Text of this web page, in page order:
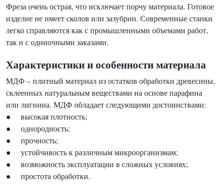
Фреза очень острая, что исключает порчу материала. Готовое
изделие не имеет сколов или зазубрин. Современные станки
легко справляются как с промышленными объемами работ,
так и с одиночными заказами.
Характеристики и особенности материала
МДФ – плитный материал из остатков обработки древесины,
склеенных натуральным веществами на основе парафина
или лигнина. МДФ обладает следующими достоинствами:
● высокая плотность;
● однородность;
● прочность;
● устойчивость к различным микроорганизмам;
● возможность эксплуатации в сложных условиях;
● простота обработки.